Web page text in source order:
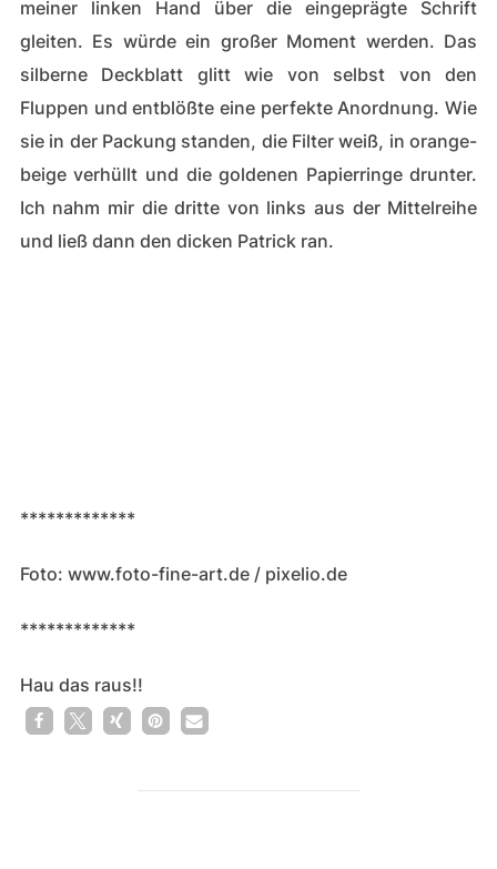
meiner linken Hand über die eingeprägte Schrift
gleiten. Es würde ein großer Moment werden. Das
silberne Deckblatt glitt wie von selbst von den
Fluppen und entblößte eine perfekte Anordnung. Wie
sie in der Packung standen, die Filter weiß, in orange-
beige verhüllt und die goldenen Papierringe drunter.
Ich nahm mir die dritte von links aus der Mittelreihe
und ließ dann den dicken Patrick ran.
*************
Foto: www.foto-fine-art.de / pixelio.de
*************
Hau das raus!!
1